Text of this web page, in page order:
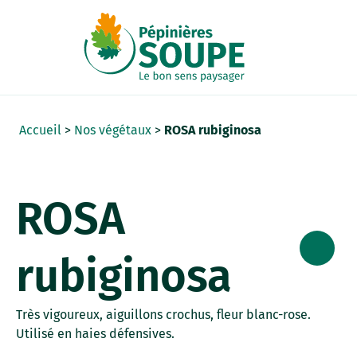
Accueil > Nos végétaux > ROSA rubiginosa
ROSA
rubiginosa
Très vigoureux, aiguillons crochus, fleur blanc-rose.
Utilisé en haies défensives.